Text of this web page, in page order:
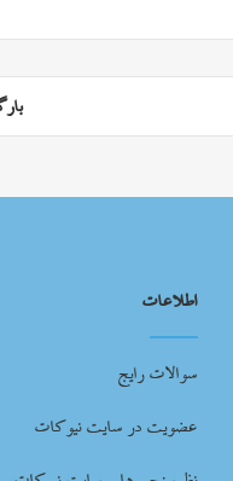
اطلاعات
سوالات رایج
عضویت در سایت نیوکات